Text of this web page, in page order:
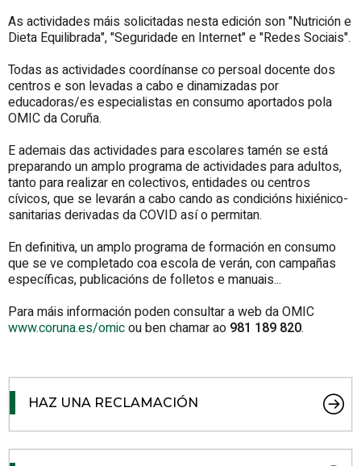
As actividades máis solicitadas nesta edición son "Nutrición e
Dieta Equilibrada", "Seguridade en Internet" e "Redes Sociais".
Todas as actividades coordínanse co persoal docente dos
centros e son levadas a cabo e dinamizadas por
educadoras/es especialistas en consumo aportados pola
OMIC da Coruña.
E ademais das actividades para escolares tamén se está
preparando un amplo programa de actividades para adultos,
tanto para realizar en colectivos, entidades ou centros
cívicos, que se levarán a cabo cando as condicións hixiénico-
sanitarias derivadas da COVID así o permitan.
En definitiva, un amplo programa de formación en consumo
que se ve completado coa escola de verán, con campañas
específicas, publicacións de folletos e manuais...
Para máis información poden consultar a web da OMIC
www.coruna.es/omicou ben chamar ao 981 189 820.
HAZ UNA RECLAMACIÓN